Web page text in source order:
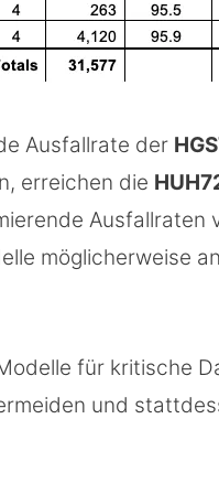
Ausfallrate der
erreichen die
Ausfallraten
möglicherweise
für kritische
und